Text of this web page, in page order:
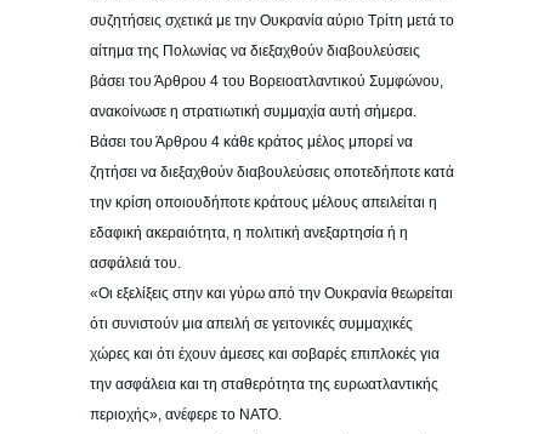
συζητήσεις σχετικά με την Ουκρανία αύριο Τρίτη μετά το
αίτημα της Πολωνίας να διεξαχθούν διαβουλεύσεις
βάσει του Άρθρου 4 του Βορειοατλαντικού Συμφώνου,
ανακοίνωσε η στρατιωτική συμμαχία αυτή σήμερα.
Βάσει του Άρθρου 4 κάθε κράτος μέλος μπορεί να
ζητήσει να διεξαχθούν διαβουλεύσεις οποτεδήποτε κατά
την κρίση οποιουδήποτε κράτους μέλους απειλείται η
εδαφική ακεραιότητα, η πολιτική ανεξαρτησία ή η
ασφάλειά του.
«Οι εξελίξεις στην και γύρω από την Ουκρανία θεωρείται
ότι συνιστούν μια απειλή σε γειτονικές συμμαχικές
χώρες και ότι έχουν άμεσες και σοβαρές επιπλοκές για
την ασφάλεια και τη σταθερότητα της ευρωατλαντικής
περιοχής», ανέφερε το NATO.